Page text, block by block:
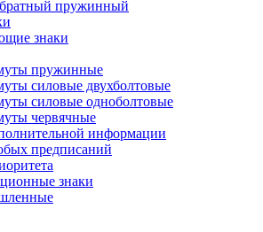
пружинный
знаки
пружинные
силовые двухболтовые
силовые одноболтовые
червячные
информации
предписаний
знаки